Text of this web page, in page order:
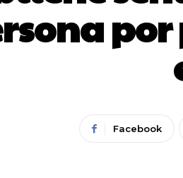
Facebook